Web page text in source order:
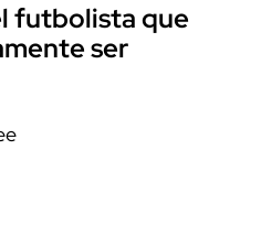
futbolista que
ser